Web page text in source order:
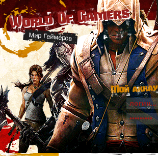
World Of Gamers
Мир Геймеров
Мой